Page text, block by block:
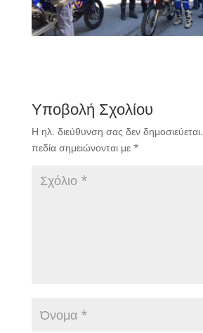
Υποβολή Σχολίου
Η ηλ. διεύθυνση σας δεν δημοσιεύεται.
πεδία σημειώνονται με *